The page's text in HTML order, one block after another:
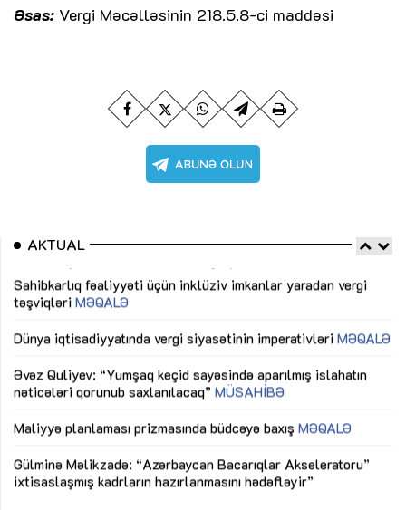
Əsas: Vergi Məcəlləsinin 218.5.8-ci maddəsi
AKTUAL
Sahibkarlıq fəaliyyəti üçün inklüziv imkanlar yaradan vergi
təşviqləriMƏQALƏ
Dünya iqtisadiyyatında vergi siyasətinin imperativləri MƏQALƏ
Əvəz Quliyev: “Yumşaq keçid sayəsində aparılmış islahatın
nəticələri qorunub saxlanılacaq”MÜSAHİBƏ
Maliyyə planlaması prizmasında büdcəyə baxış MƏQALƏ
Gülminə Məlikzadə: “Azərbaycan Bacarıqlar Akseleratoru”
ixtisaslaşmış kadrların hazırlanmasını hədəfləyir”